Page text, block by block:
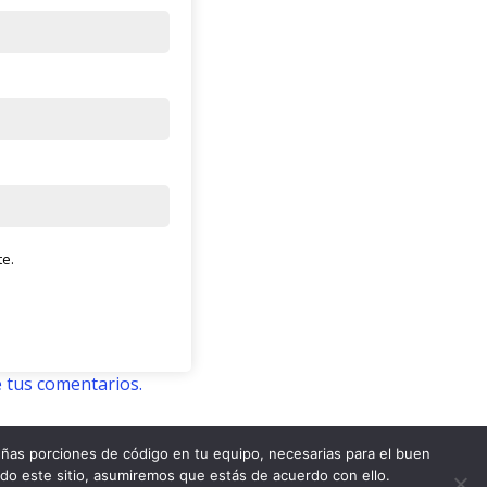
tus comentarios.
Cafe Con Letras (c)
porciones de código en tu equipo, necesarias para el buen
este sitio, asumiremos que estás de acuerdo con ello.